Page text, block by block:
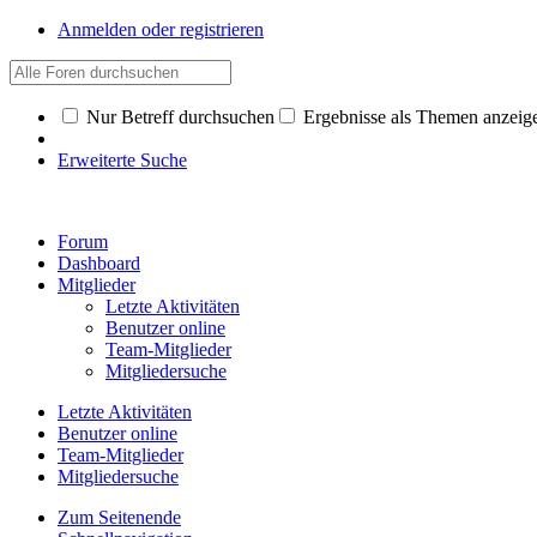
Anmelden oder registrieren
Nur Betreff durchsuchen Ergebnisse als Themen
Erweiterte Suche
Forum
Dashboard
Mitglieder
Letzte Aktivitäten
Benutzer online
Team-Mitglieder
Mitgliedersuche
Letzte Aktivitäten
Benutzer online
Team-Mitglieder
Mitgliedersuche
Zum Seitenende